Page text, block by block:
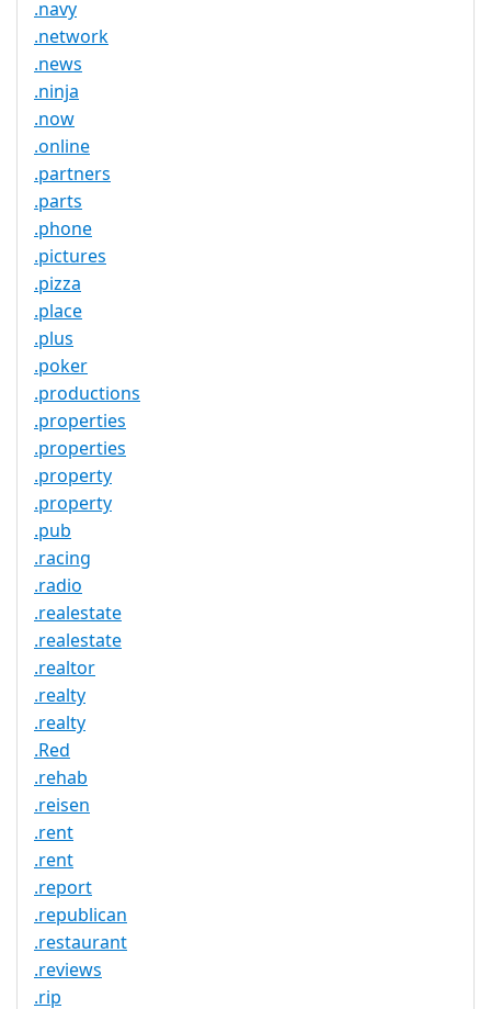
.navy
.network
.news
.ninja
.now
.online
.partners
.parts
.phone
.pictures
.pizza
.place
.plus
.poker
.productions
.properties
.properties
.property
.property
.pub
.racing
.radio
.realestate
.realestate
.realtor
.realty
.realty
.Red
.rehab
.reisen
.rent
.rent
.report
.republican
.restaurant
.reviews
.rip